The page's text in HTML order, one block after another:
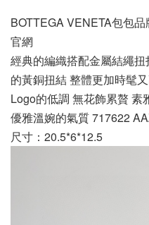
BOTTEGA VENETA包包
官網
經典的編織搭配金屬結繩
的黃銅扭結 整體更加時髦
Logo的低調 無花飾累贅 素
優雅溫婉的氣質 717622
尺寸：20.5*6*12.5